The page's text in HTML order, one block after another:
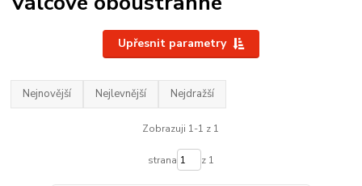
Upřesnit parametry
Nejnovější Nejlevnější Nejdražší
Zobrazuji 1-1 z 1
strana z 1